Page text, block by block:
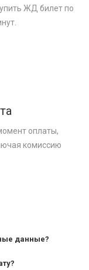
ЖД билет по
оплаты,
комиссию
данные?